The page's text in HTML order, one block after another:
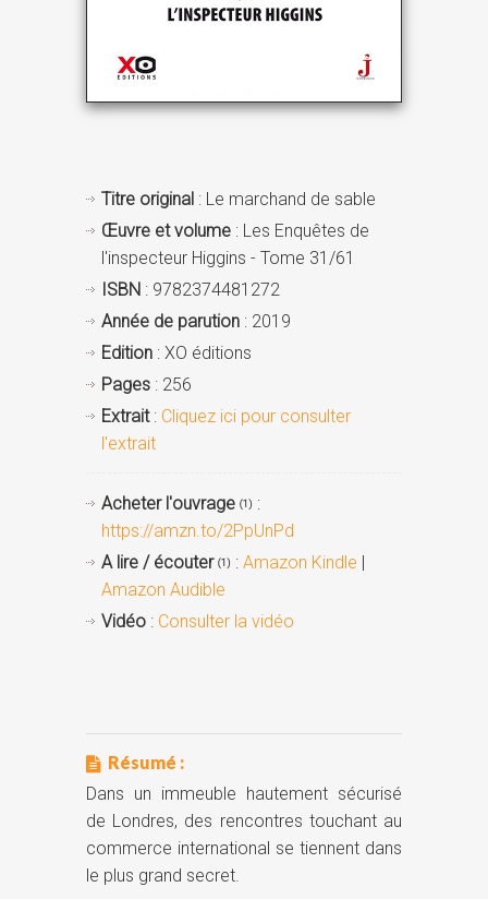
Titre original : Le marchand de sable
Œuvre et volume : Les Enquêtes de
l'inspecteur Higgins - Tome 31/61
ISBN : 9782374481272
Année de parution : 2019
Edition : XO éditions
Pages : 256
Extrait: Cliquez ici pour consulter
l'extrait
Acheter l'ouvrage (1) :
https://amzn.to/2PpUnPd
A lire / écouter (1) : Amazon Kindle
Amazon Audible
Vidéo : Consulter la vidéo
Résumé :
Dans un immeuble hautement sécurisé
de Londres, des rencontres touchant au
commerce international se tiennent dans
le plus grand secret.